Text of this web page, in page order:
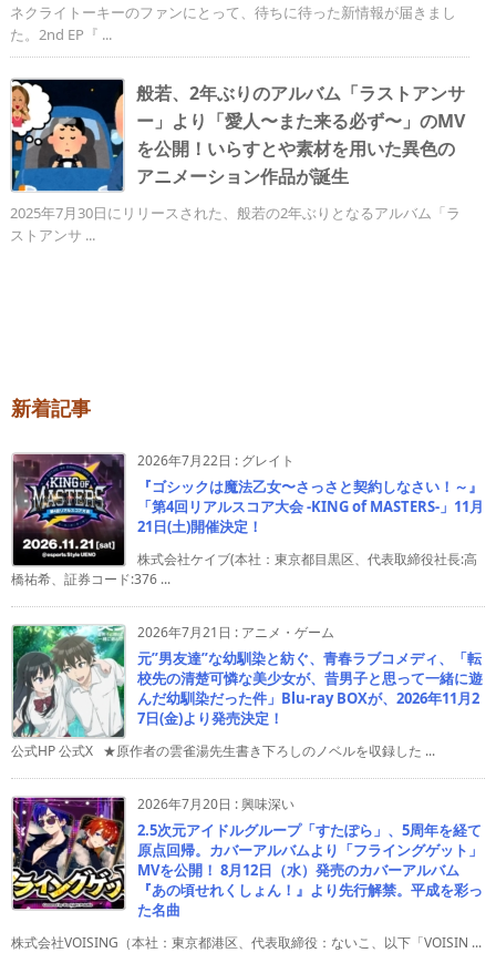
ネクライトーキーのファンにとって、待ちに待った新情報が届きまし
た。2nd EP『 ...
般若、2年ぶりのアルバム「ラストアンサ
ー」より「愛人〜また来る必ず〜」のMV
を公開！いらすとや素材を用いた異色の
アニメーション作品が誕生
2025年7月30日にリリースされた、般若の2年ぶりとなるアルバム「ラ
ストアンサ ...
新着記事
2026年7月22日 : グレイト
『ゴシックは魔法乙女〜さっさと契約しなさい！～』
「第4回リアルスコア大会 -KING of MASTERS-」11月
21日(土)開催決定！
株式会社ケイブ(本社：東京都目黒区、代表取締役社長:高
橋祐希、証券コード:376 ...
2026年7月21日 : アニメ・ゲーム
元”男友達”な幼馴染と紡ぐ、青春ラブコメディ、「転
校先の清楚可憐な美少女が、昔男子と思って一緒に遊
んだ幼馴染だった件」Blu-ray BOXが、2026年11月2
7日(金)より発売決定！
公式HP 公式X ★原作者の雲雀湯先生書き下ろしのノベルを収録した ...
2026年7月20日 :興味深い
2.5次元アイドルグループ「すたぽら」、5周年を経て
原点回帰。カバーアルバムより「フライングゲット」
MVを公開！ 8月12日（水）発売のカバーアルバム
『あの頃せれくしょん！』より先行解禁。平成を彩っ
た名曲
株式会社VOISING（本社：東京都港区、代表取締役：ないこ、以下「VOISIN ...